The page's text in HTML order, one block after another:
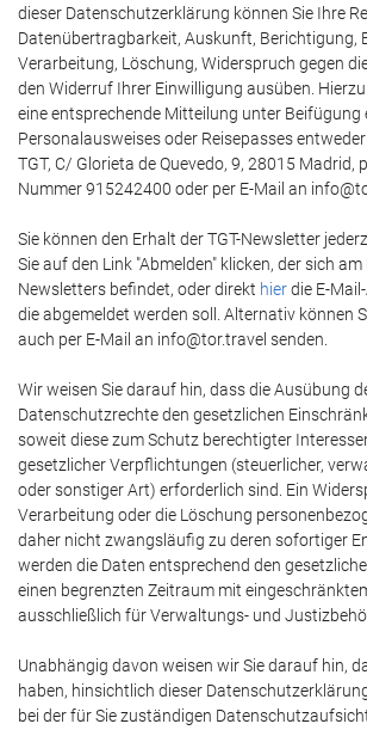
dieser Datenschutzerklärung können Sie Ihre
Datenübertragbarkeit, Auskunft, Berichtigung,
Verarbeitung, Löschung, Widerspruch gegen
den Widerruf Ihrer Einwilligung ausüben.
eine entsprechende Mitteilung unter Beifügung
Personalausweises oder Reisepasses
TGT, C/ Glorieta de Quevedo, 9, 28015 Madrid,
Nummer 915242400 oder per E-Mail an
Sie können den Erhalt der TGT-Newsletter
Sie auf den Link "Abmelden" klicken, der sich am
Newsletters befindet, oder direkt hierdie E-
die abgemeldet werden soll. Alternativ können
auch per E-Mail an info@tor.travel senden.
Wir weisen Sie darauf hin, dass die Ausübung
Datenschutzrechte den gesetzlichen
soweit diese zum Schutz berechtigter
gesetzlicher Verpflichtungen (steuerlicher,
oder sonstiger Art) erforderlich sind. Ein
Verarbeitung oder die Löschung
daher nicht zwangsläufig zu deren sofortiger
werden die Daten entsprechend den
einen begrenzten Zeitraum mit
ausschließlich für Verwaltungs- und
Unabhängig davon weisen wir Sie darauf hin,
haben, hinsichtlich dieser
bei der für Sie zuständigen